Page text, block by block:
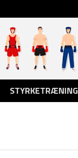
STYRKETRÆNING